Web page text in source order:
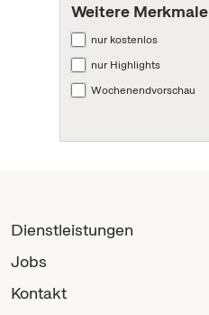
Weitere Merkmale
nur kostenlos
nur Highlights
Wochenendvorschau
Dienstleistungen
Jobs
Kontakt